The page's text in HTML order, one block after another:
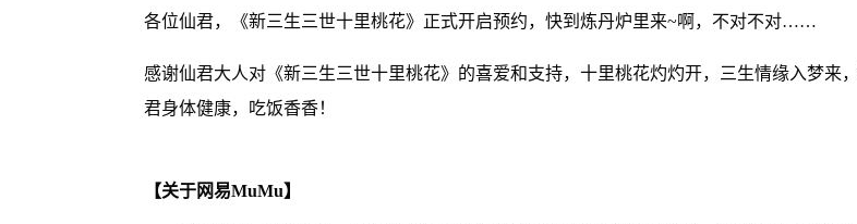
各位仙君，《新三生三世十里桃花》正式开启预约，快到炼丹炉里来~啊，不对不对……
感谢仙君大人对《新三生三世十里桃花》的喜爱和支持，十里桃花灼灼开，三生情缘入梦来
君身体健康，吃饭香香！
【关于网易MuMu】